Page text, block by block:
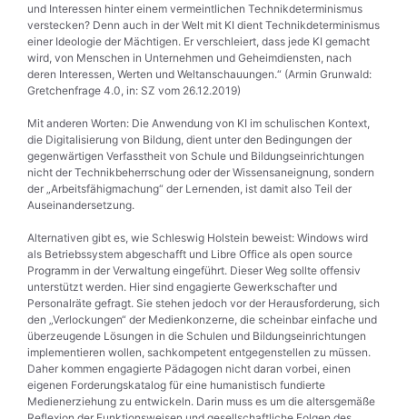
und Interessen hinter einem vermeintlichen Technikdeterminismus
verstecken? Denn auch in der Welt mit KI dient Technikdeterminismus
einer Ideologie der Mächtigen. Er verschleiert, dass jede KI gemacht
wird, von Menschen in Unternehmen und Geheimdiensten, nach
deren Interessen, Werten und Weltanschauungen.“ (Armin Grunwald:
Gretchenfrage 4.0, in: SZ vom 26.12.2019)
Mit anderen Worten: Die Anwendung von KI im schulischen Kontext,
die Digitalisierung von Bildung, dient unter den Bedingungen der
gegenwärtigen Verfasstheit von Schule und Bildungseinrichtungen
nicht der Technikbeherrschung oder der Wissensaneignung, sondern
der „Arbeitsfähigmachung“ der Lernenden, ist damit also Teil der
Auseinandersetzung.
Alternativen gibt es, wie Schleswig Holstein beweist: Windows wird
als Betriebssystem abgeschafft und Libre Office als open source
Programm in der Verwaltung eingeführt. Dieser Weg sollte offensiv
unterstützt werden. Hier sind engagierte Gewerkschafter und
Personalräte gefragt. Sie stehen jedoch vor der Herausforderung, sich
den „Verlockungen“ der Medienkonzerne, die scheinbar einfache und
überzeugende Lösungen in die Schulen und Bildungseinrichtungen
implementieren wollen, sachkompetent entgegenstellen zu müssen.
Daher kommen engagierte Pädagogen nicht daran vorbei, einen
eigenen Forderungskatalog für eine humanistisch fundierte
Medienerziehung zu entwickeln. Darin muss es um die altersgemäße